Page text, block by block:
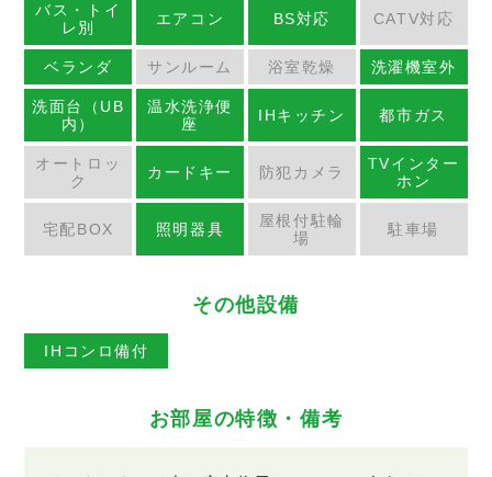
バス・トイ
レ別
エアコン BS対応 CATV対応
ベランダ サンルーム 浴室乾燥 洗濯機室外
洗面台（UB
内）
温水洗浄便
座
IHキッチン 都市ガス
オートロッ
ク
カードキー 防犯カメラ
TVインター
ホン
宅配BOX 照明器具
屋根付駐輪
場
駐車場
その他設備
IHコンロ備付
お部屋の特徴・備考